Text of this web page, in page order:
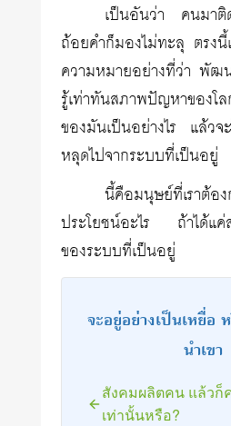
เป็นอันว่า คนมา
ถ้อยคำก็มองไม่ทะลุ ตรงนี้
ความหมายอย่างที่ว่า พั
รู้เท่าทันสภาพปัญหาของ
ของมันเป็นอย่างไร แล้วจ
หลุดไปจากระบบที่เป็นอยู่
นี้คือมนุษย์ที่เร
ประโยชน์อะไร ถ้าได้แค่
ของระบบที่เป็นอยู่
จะอยู่อย่างเป็นเหยื่อ
นำเขา
สังคมผลิตคน แล้วก็
เท่านั้นหรือ?